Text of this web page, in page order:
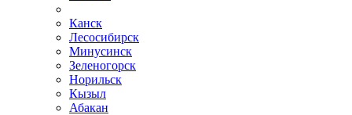
Канск
Лесосибирск
Минусинск
Зеленогорск
Норильск
Кызыл
Абакан